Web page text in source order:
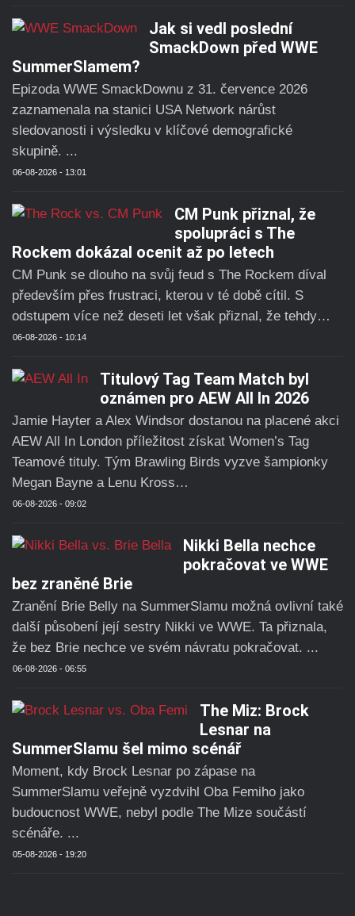
Jak si vedl poslední
SmackDown před WWE
SummerSlamem?
Epizoda WWE SmackDownu z 31. července 2026
zaznamenala na stanici USA Network nárůst
sledovanosti i výsledku v klíčové demografické
skupině. ...
06-08-2026 - 13:01
CM Punk přiznal, že
spolupráci s The
Rockem dokázal ocenit až po letech
CM Punk se dlouho na svůj feud s The Rockem díval
především přes frustraci, kterou v té době cítil. S
odstupem více než deseti let však přiznal, že tehdy…
06-08-2026 - 10:14
Titulový Tag Team Match byl
oznámen pro AEW All In 2026
Jamie Hayter a Alex Windsor dostanou na placené akci
AEW All In London příležitost získat Women’s Tag
Teamové tituly. Tým Brawling Birds vyzve šampionky
Megan Bayne a Lenu Kross…
06-08-2026 - 09:02
Nikki Bella nechce
pokračovat ve WWE
bez zraněné Brie
Zranění Brie Belly na SummerSlamu možná ovlivní také
další působení její sestry Nikki ve WWE. Ta přiznala,
že bez Brie nechce ve svém návratu pokračovat. ...
06-08-2026 - 06:55
The Miz: Brock
Lesnar na
SummerSlamu šel mimo scénář
Moment, kdy Brock Lesnar po zápase na
SummerSlamu veřejně vyzdvihl Oba Femiho jako
budoucnost WWE, nebyl podle The Mize součástí
scénáře. ...
05-08-2026 - 19:20